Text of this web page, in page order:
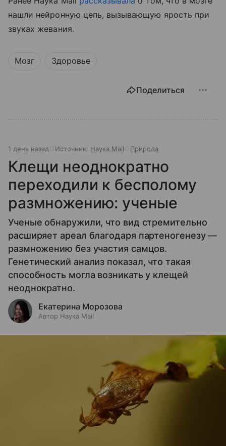
нашли нейронную цепь, вызывающую ярость при
звуках жевания.
Мозг Здоровье
Поделиться
1 день назад Источник: Наука Mail Природа
Клещи неоднократно
переходили к бесполому
размножению: ученые
Ученые обнаружили, что вид стремительно
расширяет ареал благодаря партеногенезу —
размножению без участия самцов.
Генетический анализ показал, что такая
способность могла возникать у клещей
неоднократно.
Екатерина Морозова
Автор Наука Mail